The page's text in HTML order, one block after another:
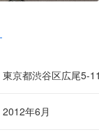
東京都渋谷区広尾5-
2012年6月